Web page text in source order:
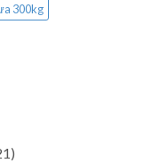
300kg